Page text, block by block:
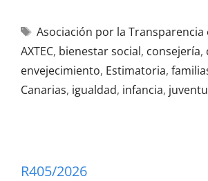
Asociación por la Transparencia
AXTEC, bienestar social, consejería,
envejecimiento, Estimatoria,
Canarias, igualdad, infancia,
R405/2026